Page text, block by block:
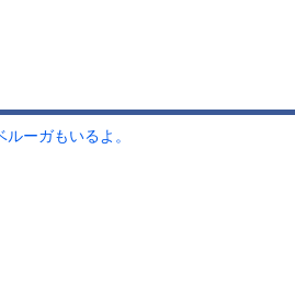
ーガもいるよ。